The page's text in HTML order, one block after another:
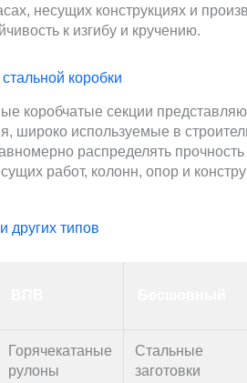
несущих конструкциях и
к изгибу и кручению.
коробки
коробчатые секции
широко используемые в
распределять
работ, колонн, опор и
типов
Горячекатаные
рулоны
Стальные
заготовки